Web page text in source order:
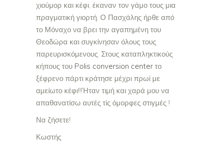
χιούμορ και κέφι, έκαναν τον γάμο τους μια
πραγματική γιορτή. Ο Πασχάλης ήρθε από
το Μόναχο να βρει την αγαπημένη του
Θεοδώρα και συγκίνησαν όλους τους
παρευρισκόμενους. Στους καταπληκτικούς
κήπους του Polis conversion center το
ξέφρενο πάρτι κράτησε μέχρι πρωί με
αμείωτο κέφι!!!Ήταν τιμή και χαρά μου να
απαθανατίσω αυτές τίς όμορφες στιγμές !
Να ζήσετε!
Κωστής